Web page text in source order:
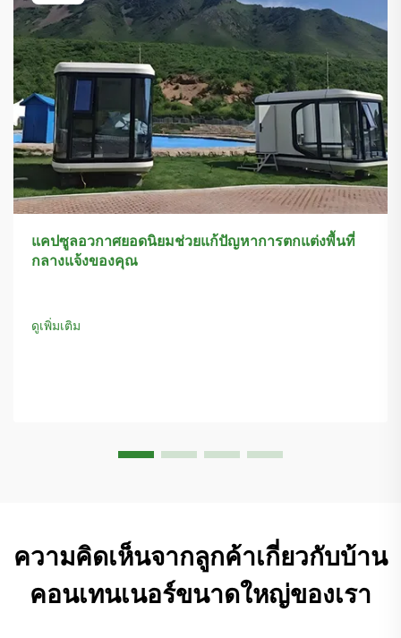
แคปซูลอวกาศยอดนิยมช่วยแก้ปัญหาการตกแต่งพื้นที่
กลางแจ้งของคุณ
ดูเพิ่มเติม
ความคิดเห็นจากลูกค้าเกี่ยวกับบ้าน
คอนเทนเนอร์ขนาดใหญ่ของเรา